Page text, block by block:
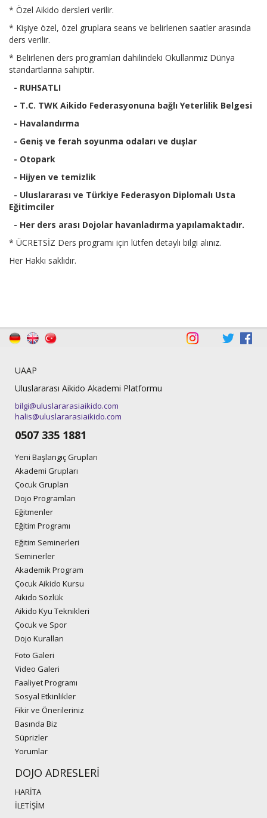
* Özel Aikido dersleri verilir.
* Kişiye özel, özel gruplara seans ve belirlenen saatler arasında
ders verilir.
* Belirlenen ders programları dahilindeki Okullarımız Dünya
standartlarına sahiptir.
- RUHSATLI
- T.C. TWK Aikido Federasyonuna bağlı Yeterlilik Belgesi
- Havalandırma
- Geniş ve ferah soyunma odaları ve duşlar
- Otopark
- Hijyen ve temizlik
- Uluslararası ve Türkiye Federasyon Diplomalı Usta
Eğitimciler
- Her ders arası Dojolar havanladırma yapılamaktadır.
* ÜCRETSİZ Ders programı için lütfen detaylı bilgi alınız.
Her Hakkı saklıdır.
UAAP
Uluslararası Aikido Akademi Platformu
bilgi@uluslararasiaikido.com
halis@uluslararasiaikido.com
0507 335 1881
Yeni Başlangıç Grupları
Akademi Grupları
Çocuk Grupları
Dojo Programları
Eğitmenler
Eğitim Programı
Eğitim Seminerleri
Seminerler
Akademik Program
Çocuk Aikido Kursu
Aikido Sözlük
Aikido Kyu Teknikleri
Çocuk ve Spor
Dojo Kuralları
Foto Galeri
Video Galeri
Faaliyet Programı
Sosyal Etkinlikler
Fikir ve Önerileriniz
Basında Biz
Süprizler
Yorumlar
DOJO ADRESLERİ
HARİTA
İLETİŞİM